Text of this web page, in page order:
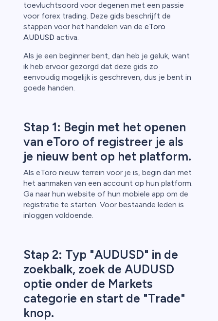
toevluchtsoord voor degenen met een passie
voor forex trading. Deze gids beschrijft de
stappen voor het handelen van de eToro
AUDUSD activa.
Als je een beginner bent, dan heb je geluk, want
ik heb ervoor gezorgd dat deze gids zo
eenvoudig mogelijk is geschreven, dus je bent in
goede handen.
Stap 1: Begin met het openen
van eToro of registreer je als
je nieuw bent op het platform.
Als eToro nieuw terrein voor je is, begin dan met
het aanmaken van een account op hun platform.
Ga naar hun website of hun mobiele app om de
registratie te starten. Voor bestaande leden is
inloggen voldoende.
Stap 2: Typ "AUDUSD" in de
zoekbalk, zoek de AUDUSD
optie onder de Markets
categorie en start de "Trade"
knop.